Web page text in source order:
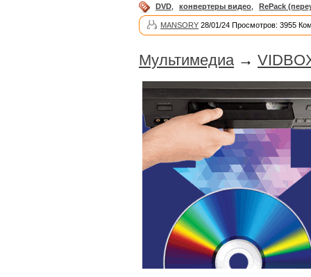
DVD конвертеры видео RePack
MANSORY 28/01/24 Просмотров: 3955
Мультимедиа →